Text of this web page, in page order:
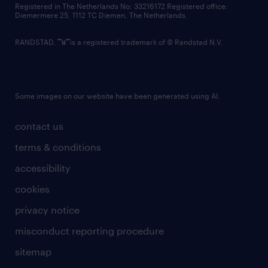
contact us
terms & conditions
accessibility
cookies
privacy notice
misconduct reporting procedure
sitemap
Registered in The Netherlands No: 33216172 Registered office:
Diemermere 25, 1112 TC Diemen, The Netherlands.
RANDSTAD, is a registered trademark of © Randstad N.V.
Some images on our website have been generated using AI.